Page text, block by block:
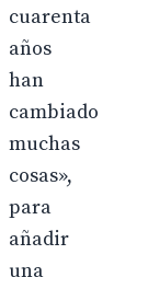
cuarenta
años
han
cambiado
muchas
cosas»,
para
añadir
una